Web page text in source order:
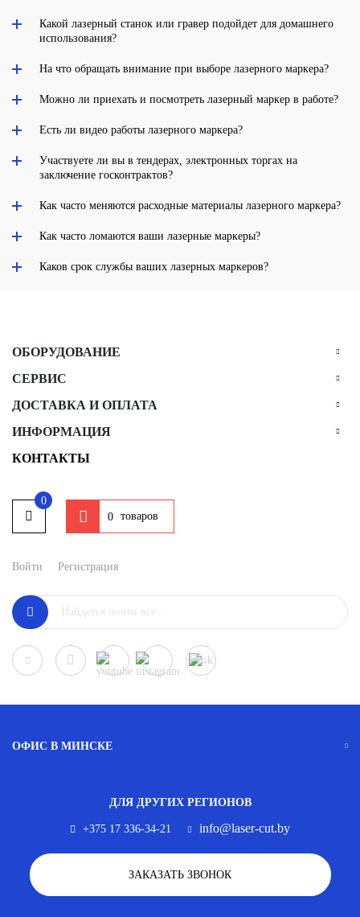
Какой лазерный станок или гравер подойдет для домашнего
использования?
На что обращать внимание при выборе лазерного маркера?
Можно ли приехать и посмотреть лазерный маркер в работе?
Есть ли видео работы лазерного маркера?
Участвуете ли вы в тендерах, электронных торгах на
заключение госконтрактов?
Как часто меняются расходные материалы лазерного маркера?
Как часто ломаются ваши лазерные маркеры?
Каков срок службы ваших лазерных маркеров?
ОБОРУДОВАНИЕ
СЕРВИС
ДОСТАВКА И ОПЛАТА
ИНФОРМАЦИЯ
КОНТАКТЫ
0
0 товаров
Войти Регистрация
ОФИС В МИНСКЕ
ДЛЯ ДРУГИХ РЕГИОНОВ
+375 17 336-34-21 info@laser-cut.by
ЗАКАЗАТЬ ЗВОНОК